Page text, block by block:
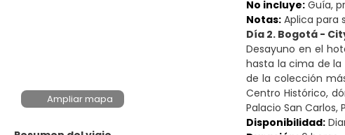
Ampliar mapa
No incluye: Guía,
Notas: Aplica para
Día 2. Bogotá -
Desayuno en el
hasta la cima de la
de la colección
Centro Histórico,
Palacio San Carlos,
Disponibilidad: